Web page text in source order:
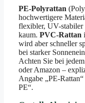
PE-Polyrattan
hochwertigere
flexibler, UV-
kaum. PVC-Rattan
wird aber schneller
bei starker
Achten Sie bei
oder Amazon –
Angabe „PE-
PE“.